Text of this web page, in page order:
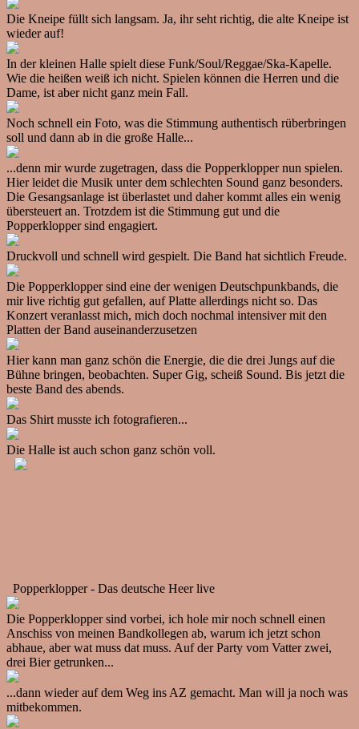
Die Kneipe füllt sich langsam. Ja, ihr seht richtig, die alte Kneipe ist
wieder auf!
In der kleinen Halle spielt diese Funk/Soul/Reggae/Ska-Kapelle.
Wie die heißen weiß ich nicht. Spielen können die Herren und die
Dame, ist aber nicht ganz mein Fall.
Noch schnell ein Foto, was die Stimmung authentisch rüberbringen
soll und dann ab in die große Halle...
...denn mir wurde zugetragen, dass die Popperklopper nun spielen.
Hier leidet die Musik unter dem schlechten Sound ganz besonders.
Die Gesangsanlage ist überlastet und daher kommt alles ein wenig
übersteuert an. Trotzdem ist die Stimmung gut und die
Popperklopper sind engagiert.
Druckvoll und schnell wird gespielt. Die Band hat sichtlich Freude.
Die Popperklopper sind eine der wenigen Deutschpunkbands, die
mir live richtig gut gefallen, auf Platte allerdings nicht so. Das
Konzert veranlasst mich, mich doch nochmal intensiver mit den
Platten der Band auseinanderzusetzen
Hier kann man ganz schön die Energie, die die drei Jungs auf die
Bühne bringen, beobachten. Super Gig, scheiß Sound. Bis jetzt die
beste Band des abends.
Das Shirt musste ich fotografieren...
Die Halle ist auch schon ganz schön voll.
Popperklopper - Das deutsche Heer live
Die Popperklopper sind vorbei, ich hole mir noch schnell einen
Anschiss von meinen Bandkollegen ab, warum ich jetzt schon
abhaue, aber wat muss dat muss. Auf der Party vom Vatter zwei,
drei Bier getrunken...
...dann wieder auf dem Weg ins AZ gemacht. Man will ja noch was
mitbekommen.